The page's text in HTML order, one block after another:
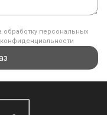
обработку персональных